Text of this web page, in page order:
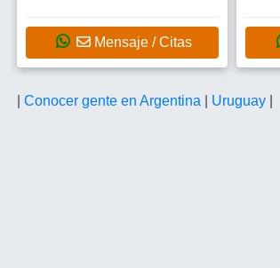
Mensaje / Citas
Conocer gente en Argentina Uruguay